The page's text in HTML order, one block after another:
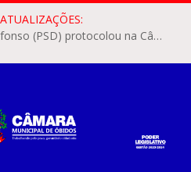
O vereador Rylder Ribeiro Afonso (PSD) protocolou na Câmara Municipal de Óbidos o Requerimento nº 346/2026.